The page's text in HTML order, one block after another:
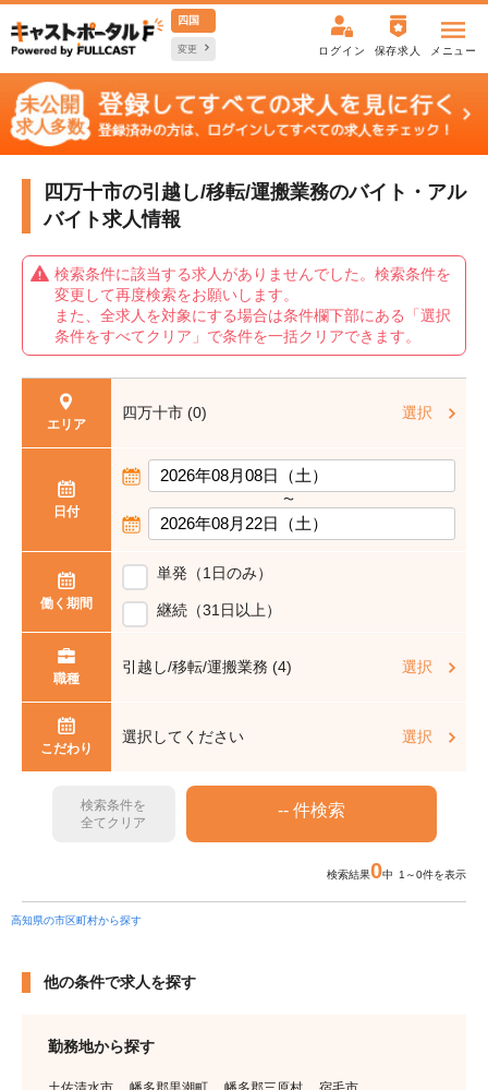
四国
変更 ログイン 保存求人 メニュー
四万十市の引越し/移転/運搬業務のバイト・アル
バイト求人情報
検索条件に該当する求人がありませんでした。検索条件を
変更して再度検索をお願いします。
また、全求人を対象にする場合は条件欄下部にある「選択
条件をすべてクリア」で条件を一括クリアできます。
エリア
四万十市 (0) 選択
日付
〜
働く期間
単発（1日のみ）
継続（31日以上）
職種
引越し/移転/運搬業務 (4) 選択
こだわり
選択してください 選択
検索条件を
全てクリア
検索結果0中 1～0件を表示
高知県の市区町村から探す
他の条件で求人を探す
勤務地から探す